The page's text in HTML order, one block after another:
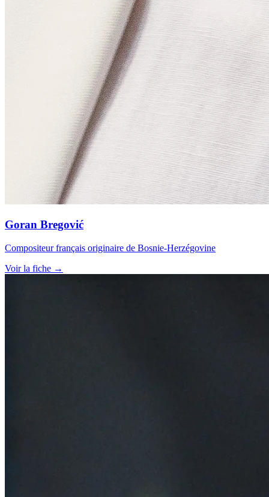
Goran Bregović
Compositeur français originaire de Bosnie-Herzégovine
Voir la fiche →